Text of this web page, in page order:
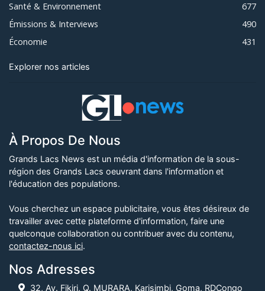
Santé & Environnement
677
Émissions & Interviews
490
Économie
431
Explorer nos articles
À Propos De Nous
Grands Lacs News est un média d'information de la sous-
région des Grands Lacs oeuvrant dans l'information et
l'éducation des populations.
Vous cherchez un espace publicitaire, vous êtes désireux de
travailler avec cette plateforme d'information, faire une
quelconque collaboration ou contribuer avec du contenu,
contactez-nous ici.
Nos Adresses
32, Av. Fikiri, Q. MURARA, Karisimbi, Goma, RDCongo